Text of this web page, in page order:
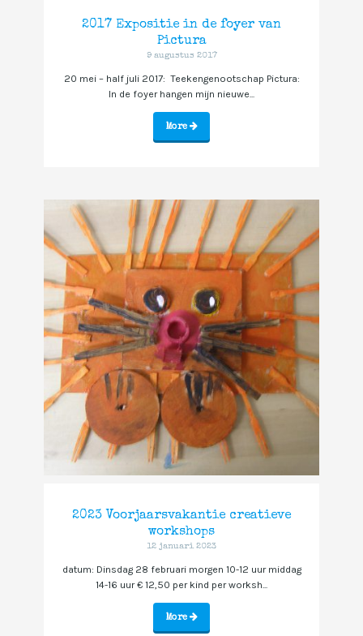
2017 Expositie in de foyer van
Pictura
9 augustus 2017
20 mei – half juli 2017: Teekengenootschap Pictura:
In de foyer hangen mijn nieuwe...
More
2023 Voorjaarsvakantie creatieve
workshops
12 januari 2023
datum: Dinsdag 28 februari morgen 10-12 uur middag
14-16 uur € 12,50 per kind per worksh...
More